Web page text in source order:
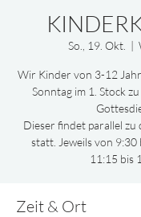
So., 19. Okt.
  |
Wir Kinder von 3-12
Sonntag im 1. Stock
Dieser findet parallel zu
statt. Jeweils von
11:15 bis
Zeit & Ort